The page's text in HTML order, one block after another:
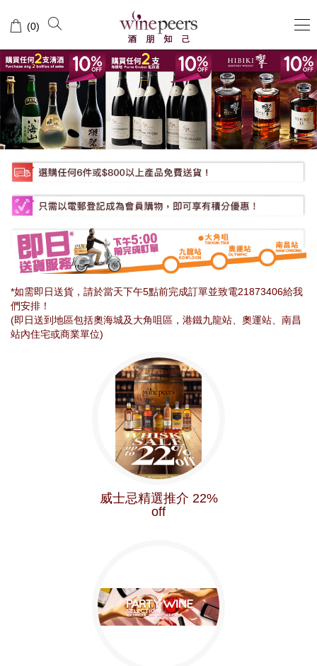
Wine
Peers
酒
朋
知
己
(0)
*如需即日送貨，請於當天下午5點前完成訂單並致電21873406給我
們安排！
(即日送到地區包括奧海城及大角咀區，港鐵九龍站、奧運站、南昌
站內住宅或商業單位)
威士忌精選推介 22%
off